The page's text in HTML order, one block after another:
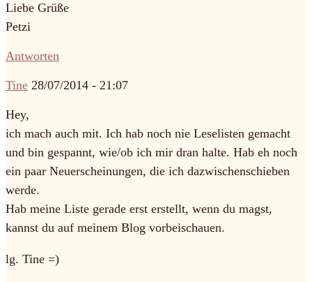
Liebe Grüße
Petzi
Antworten
Tine 28/07/2014 - 21:07
Hey,
ich mach auch mit. Ich hab noch nie Leselisten gemacht
und bin gespannt, wie/ob ich mir dran halte. Hab eh noch
ein paar Neuerscheinungen, die ich dazwischenschieben
werde.
Hab meine Liste gerade erst erstellt, wenn du magst,
kannst du auf meinem Blog vorbeischauen.
lg. Tine =)